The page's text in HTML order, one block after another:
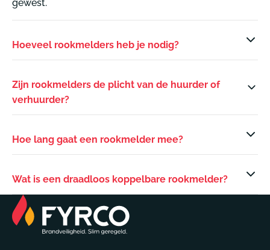
gewest.
Hoeveel rookmelders heb je nodig?
Zijn rookmelders de plicht van de huurder of
verhuurder?
Hoe lang gaat een rookmelder mee?
Wat is een draadloos koppelbare rookmelder?